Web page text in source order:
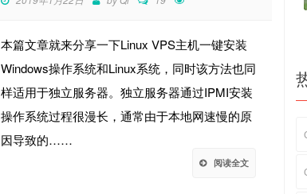
本篇文章就来分享一下Linux VPS主机一键安装
Windows操作系统和Linux系统，同时该方法也同
样适用于独立服务器。独立服务器通过IPMI安装
操作系统过程很漫长，通常由于本地网速慢的原
因导致的……
阅读全文